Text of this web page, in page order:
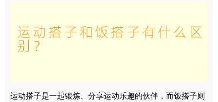
运动搭子是一起锻炼、分享运动乐趣的伙伴，而饭搭子则